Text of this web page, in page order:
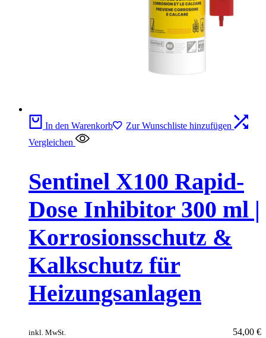
In den Warenkorb
Zur Wunschliste hinzufügen
Vergleichen
Sentinel X100 Rapid-
Dose Inhibitor 300 ml |
Korrosionsschutz &
Kalkschutz für
Heizungsanlagen
54,00 €
inkl. MwSt.